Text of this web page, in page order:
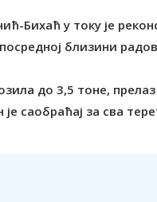
Бихаћ у току је
близини
до 3,5 тоне, прелаз
саобраћај за сва